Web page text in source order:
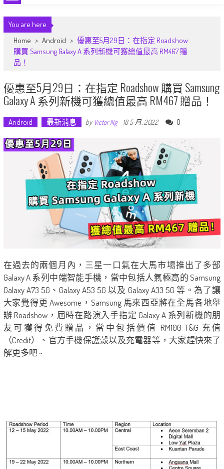
You are here
Home > Android > 優惠至5月29日：在指定 Roadshow
購買 Samsung Galaxy A 系列新機可獲總值最高 RM467 贈
品！
優惠至5月29日：在指定 Roadshow 購買 Samsung
Galaxy A 系列新機可獲總值最高 RM467 贈品！
Android 最新消息 by Victor Ng- 18 5 月, 2022 0
在過去的兩個月內，三星一口氣在大馬市場推出了多部
Galaxy A 系列中端智能手機，當中包括人氣極高的 Samsung
Galaxy A73 5G、Galaxy A53 5G 以及 Galaxy A33 5G 等。為了讓
大家覺得更 Awesome，Samsung 馬來西亞將在全馬各地舉
辦 Roadshow，屆時在路演入手指定 Galaxy A 系列新機的朋
友可獲得免費贈品，當中包括價值 RM100 T&G 充值
（Credit）、官方手機保護殼以及充電器等，大家趕快來了
解更多吧 ~